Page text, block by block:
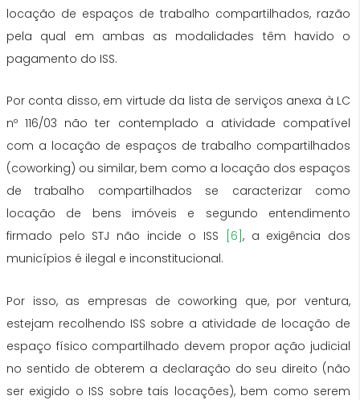
locação de espaços de trabalho compartilhados, razão
pela qual em ambas as modalidades têm havido o
pagamento do ISS.
Por conta disso, em virtude da lista de serviços anexa à LC
nº 116/03 não ter contemplado a atividade compatível
com a locação de espaços de trabalho compartilhados
(coworking) ou similar, bem como a locação dos espaços
de trabalho compartilhados se caracterizar como
locação de bens imóveis e segundo entendimento
firmado pelo STJ não incide o ISS
[6] , a exigência dos
municípios é ilegal e inconstitucional.
Por isso, as empresas de coworking que, por ventura,
estejam recolhendo ISS sobre a atividade de locação de
espaço físico compartilhado devem propor ação judicial
no sentido de obterem a declaração do seu direito (não
ser exigido o ISS sobre tais locações), bem como serem